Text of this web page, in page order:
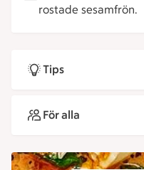
rostade sesamfrön.
Tips
För alla